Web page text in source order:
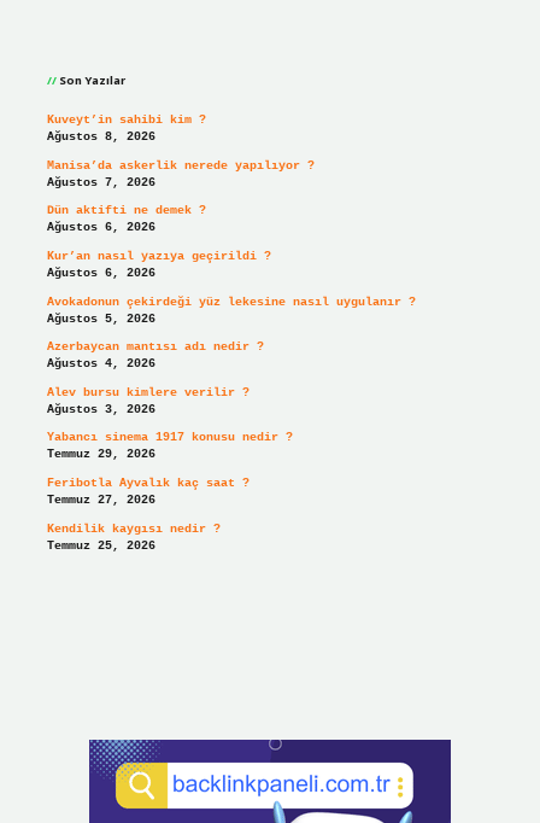
Son Yazılar
Kuveyt’in sahibi kim ?
Ağustos 8, 2026
Manisa’da askerlik nerede yapılıyor ?
Ağustos 7, 2026
Dün aktifti ne demek ?
Ağustos 6, 2026
Kur’an nasıl yazıya geçirildi ?
Ağustos 6, 2026
Avokadonun çekirdeği yüz lekesine nasıl uygulanır ?
Ağustos 5, 2026
Azerbaycan mantısı adı nedir ?
Ağustos 4, 2026
Alev bursu kimlere verilir ?
Ağustos 3, 2026
Yabancı sinema 1917 konusu nedir ?
Temmuz 29, 2026
Feribotla Ayvalık kaç saat ?
Temmuz 27, 2026
Kendilik kaygısı nedir ?
Temmuz 25, 2026